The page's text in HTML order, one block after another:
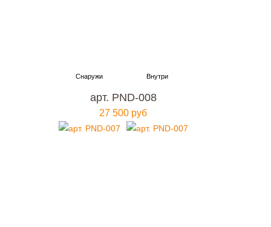
арт. PND-008
27 500 руб